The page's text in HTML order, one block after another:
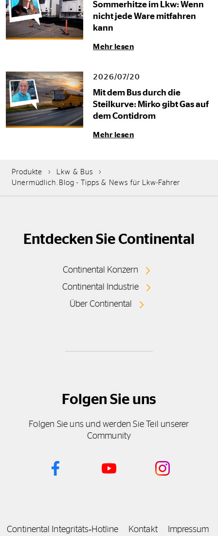
Sommerhitze im Lkw: Wenn
nicht jede Ware mitfahren
kann
Mehr lesen
2026/07/20
Mit dem Bus durch die
Steilkurve: Mirko gibt Gas auf
dem Contidrom
Mehr lesen
Produkte
Lkw & Bus
Unermüdlich.Blog - Tipps & News für Lkw-Fahrer
Entdecken Sie Continental
Continental Konzern
Continental Industrie
Über Continental
Folgen Sie uns
Folgen Sie uns und werden Sie Teil unserer
Community
Continental Integritäts‑Hotline Kontakt Impressum